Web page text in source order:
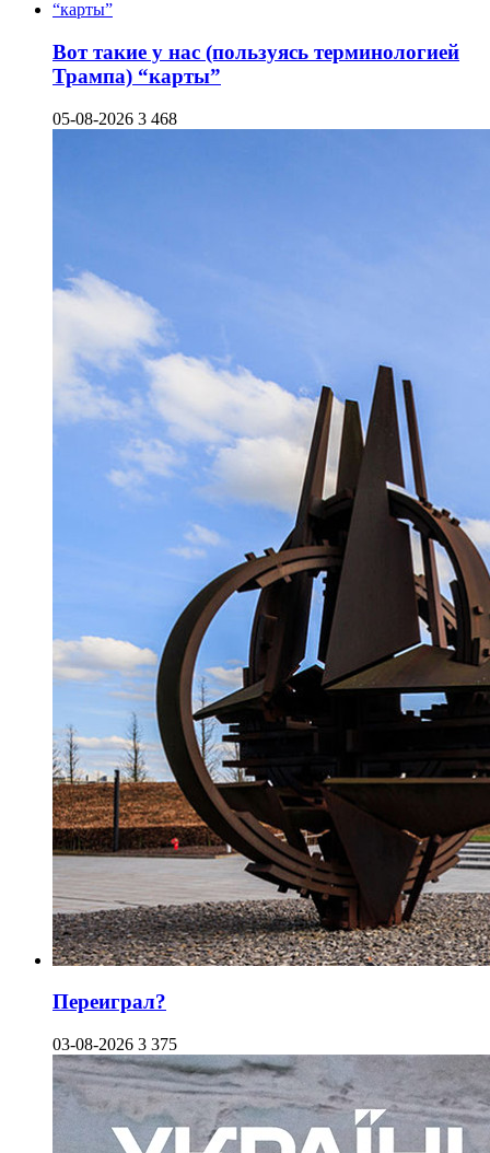
Вот такие у нас (пользуясь терминологией
Трампа) “карты”
05-08-2026 3 468
Переиграл?
03-08-2026 3 375